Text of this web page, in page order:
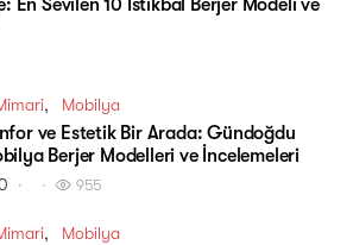
En Sevilen 10 İstikbal Berjer Modeli ve
Mobilya
ve Estetik Bir Arada: Gündoğdu
Berjer Modelleri ve İncelemeleri
955
Mobilya